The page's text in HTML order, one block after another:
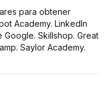
para obtener
Academy. LinkedIn
Skillshop. Great
Saylor Academy.